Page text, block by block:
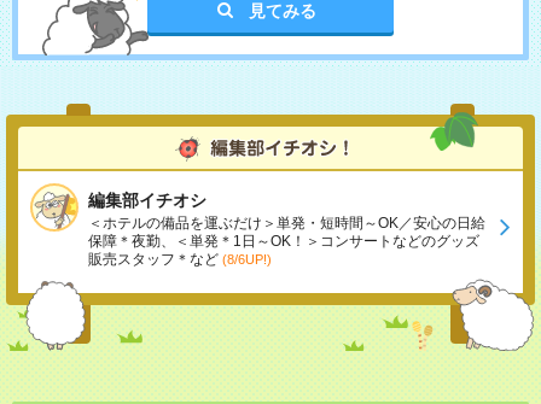
見てみる
編集部イチオシ
＜ホテルの備品を運ぶだけ＞単発・短時間～OK／安心の日給
保障＊夜勤、＜単発＊1日～OK！＞コンサートなどのグッズ
販売スタッフ＊など (8/6UP!)